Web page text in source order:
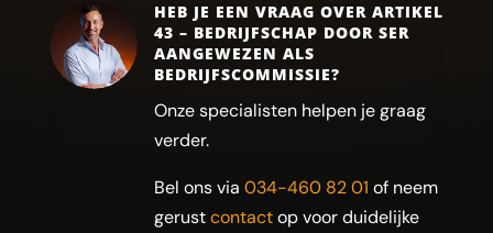
HEB JE EEN VRAAG OVER ARTIKEL
43 – BEDRIJFSCHAP DOOR SER
AANGEWEZEN ALS
BEDRIJFSCOMMISSIE?
Onze specialisten helpen je graag
verder.
Bel ons via 034-460 82 01 of neem
gerustcontactop voor duidelijke